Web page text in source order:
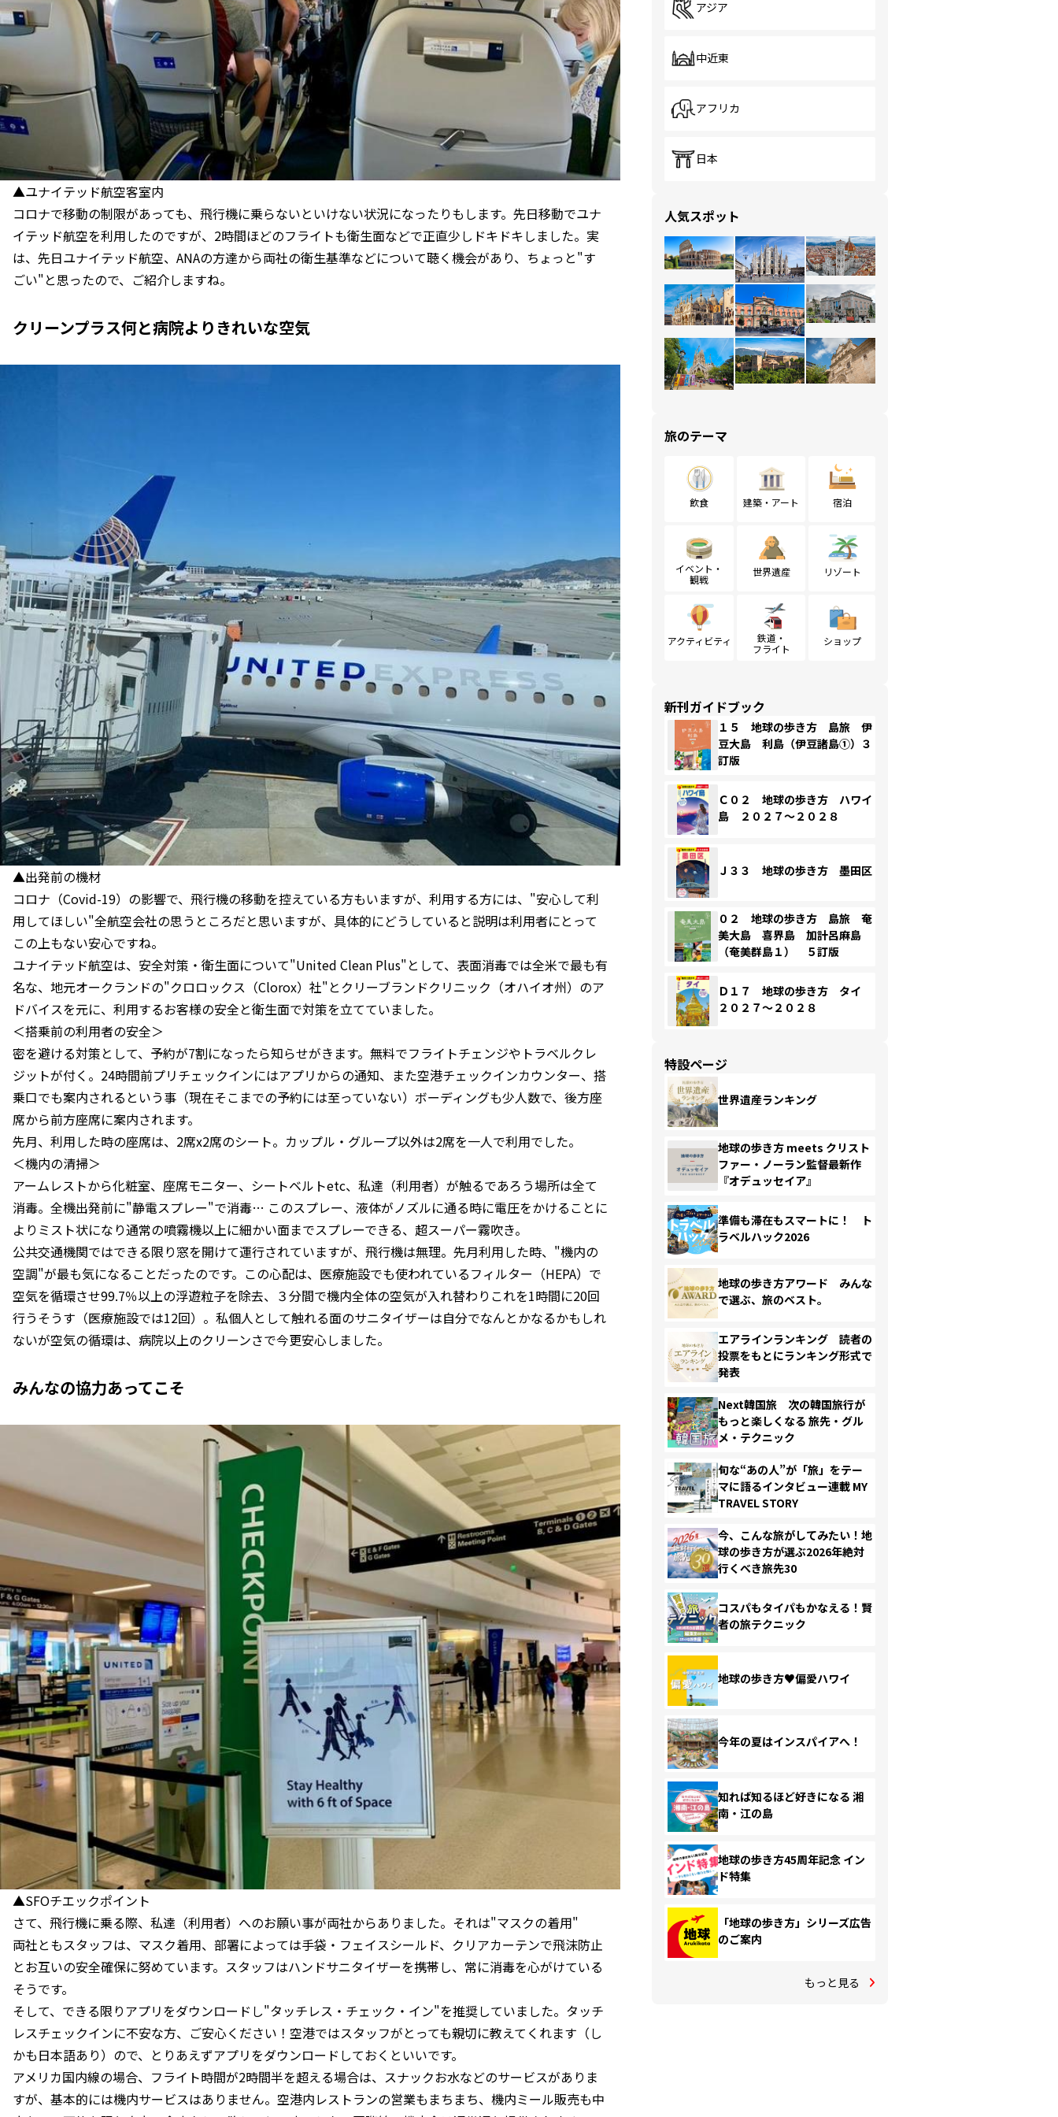
▲ユナイテッド航空客室内
コロナで移動の制限があっても、飛行機に乗らないといけない状況になったりもします。先日移動でユナ
イテッド航空を利用したのですが、2時間ほどのフライトも衛生面などで正直少しドキドキしました。実
は、先日ユナイテッド航空、ANAの方達から両社の衛生基準などについて聴く機会があり、ちょっと"す
ごい"と思ったので、ご紹介しますね。
クリーンプラス何と病院よりきれいな空気
▲出発前の機材
コロナ（Covid-19）の影響で、飛行機の移動を控えている方もいますが、利用する方には、"安心して利
用してほしい"全航空会社の思うところだと思いますが、具体的にどうしていると説明は利用者にとって
この上もない安心ですね。
ユナイテッド航空は、安全対策・衛生面について"United Clean Plus"として、表面消毒では全米で最も有
名な、地元オークランドの"クロロックス（Clorox）社"とクリーブランドクリニック（オハイオ州）のア
ドバイスを元に、利用するお客様の安全と衛生面で対策を立てていました。
＜搭乗前の利用者の安全＞
密を避ける対策として、予約が7割になったら知らせがきます。無料でフライトチェンジやトラベルクレ
ジットが付く。24時間前プリチェックインにはアプリからの通知、また空港チェックインカウンター、搭
乗口でも案内されるという事（現在そこまでの予約には至っていない）ボーディングも少人数で、後方座
席から前方座席に案内されます。
先月、利用した時の座席は、2席x2席のシート。カップル・グループ以外は2席を一人で利用でした。
＜機内の清掃＞
アームレストから化粧室、座席モニター、シートベルトetc、私達（利用者）が触るであろう場所は全て
消毒。全機出発前に"静電スプレー"で消毒… このスプレー、液体がノズルに通る時に電圧をかけることに
よりミスト状になり通常の噴霧機以上に細かい面までスプレーできる、超スーパー霧吹き。
公共交通機関ではできる限り窓を開けて運行されていますが、飛行機は無理。先月利用した時、"機内の
空調"が最も気になることだったのです。この心配は、医療施設でも使われているフィルター（HEPA）で
空気を循環させ99.7％以上の浮遊粒子を除去、３分間で機内全体の空気が入れ替わりこれを1時間に20回
行うそうす（医療施設では12回）。私個人として触れる面のサニタイザーは自分でなんとかなるかもしれ
ないが空気の循環は、病院以上のクリーンさで今更安心しました。
みんなの協力あってこそ
▲SFOチエックポイント
さて、飛行機に乗る際、私達（利用者）へのお願い事が両社からありました。それは"マスクの着用"
両社ともスタッフは、マスク着用、部署によっては手袋・フェイスシールド、クリアカーテンで飛沫防止
とお互いの安全確保に努めています。スタッフはハンドサニタイザーを携帯し、常に消毒を心がけている
そうです。
そして、できる限りアプリをダウンロードし"タッチレス・チェック・イン"を推奨していました。タッチ
レスチェックインに不安な方、ご安心ください！空港ではスタッフがとっても親切に教えてくれます（し
かも日本語あり）ので、とりあえずアプリをダウンロードしておくといいです。
アメリカ国内線の場合、フライト時間が2時間半を超える場合は、スナックお水などのサービスがありま
すが、基本的には機内サービスはありません。空港内レストランの営業もまちまち、機内ミール販売も中
アジア
中近東
アフリカ
日本
人気スポット
旅のテーマ
飲食 建築・アート 宿泊
イベント・
観戦
世界遺産 リゾート
アクティビティ
鉄道・
フライト
ショップ
新刊ガイドブック
１５ 地球の歩き方 島旅 伊
豆大島 利島（伊豆諸島①）３
訂版
Ｃ０２ 地球の歩き方 ハワイ
島 ２０２７～２０２８
Ｊ３３ 地球の歩き方 墨田区
０２ 地球の歩き方 島旅 奄
美大島 喜界島 加計呂麻島
（奄美群島１） ５訂版
Ｄ１７ 地球の歩き方 タイ
２０２７～２０２８
特設ページ
世界遺産ランキング
地球の歩き方 meets クリスト
ファー・ノーラン監督最新作
『オデュッセイア』
準備も滞在もスマートに！ ト
ラベルハック2026
地球の歩き方アワード みんな
で選ぶ、旅のベスト。
エアラインランキング 読者の
投票をもとにランキング形式で
発表
Next韓国旅 次の韓国旅行が
もっと楽しくなる 旅先・グル
メ・テクニック
旬な“あの人”が「旅」をテー
マに語るインタビュー連載 MY
TRAVEL STORY
今、こんな旅がしてみたい！地
球の歩き方が選ぶ2026年絶対
行くべき旅先30
コスパもタイパもかなえる！賢
者の旅テクニック
地球の歩き方♥偏愛ハワイ
今年の夏はインスパイアへ！
知れば知るほど好きになる 湘
南・江の島
地球の歩き方45周年記念 イン
ド特集
「地球の歩き方」シリーズ広告
のご案内
もっと見る